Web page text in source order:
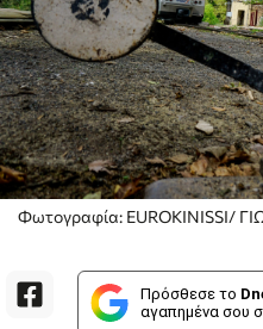
Φωτογραφία: EUROKINISSI/
Πρόσθεσε το
αγαπημένα σου